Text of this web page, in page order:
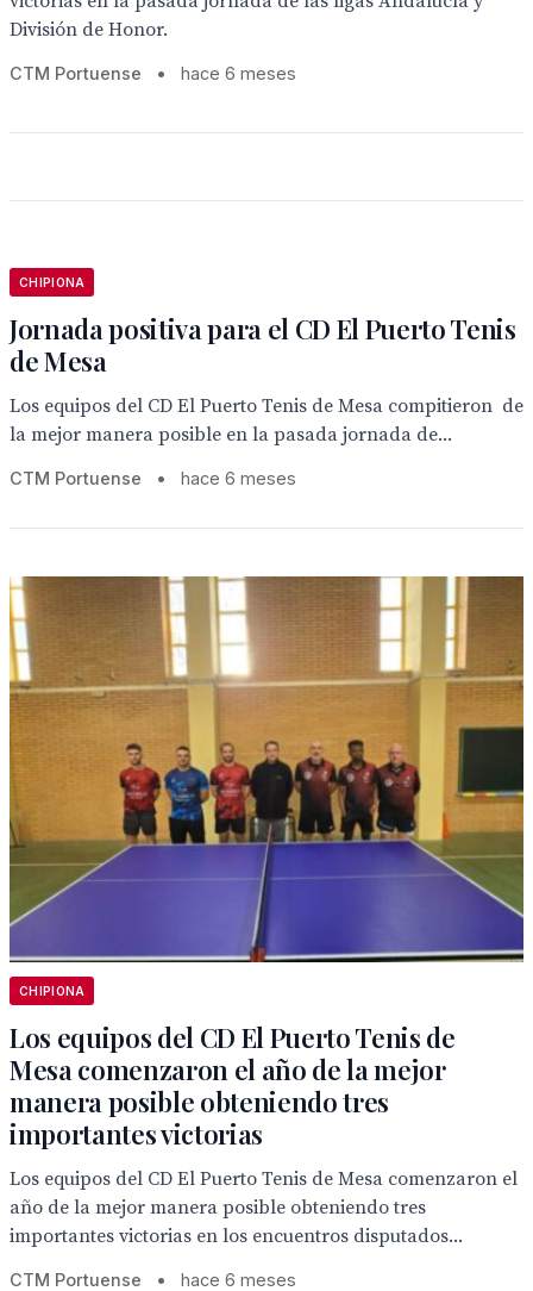
División de Honor.
CTM Portuense • hace 6 meses
CHIPIONA
Jornada positiva para el CD El Puerto Tenis
de Mesa
Los equipos del CD El Puerto Tenis de Mesa compitieron de
la mejor manera posible en la pasada jornada de...
CTM Portuense • hace 6 meses
CHIPIONA
Los equipos del CD El Puerto Tenis de
Mesa comenzaron el año de la mejor
manera posible obteniendo tres
importantes victorias
Los equipos del CD El Puerto Tenis de Mesa comenzaron el
año de la mejor manera posible obteniendo tres
importantes victorias en los encuentros disputados...
CTM Portuense • hace 6 meses